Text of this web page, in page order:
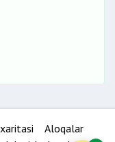
Aloqalar